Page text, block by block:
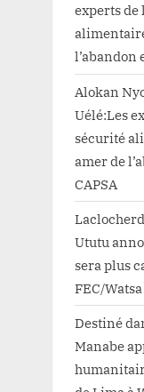
experts de
l’abandon
Alokan
Uélé:Les
sécurité
amer de
CAPSA
Ututu
sera plus
FEC/
Destiné
Manabe